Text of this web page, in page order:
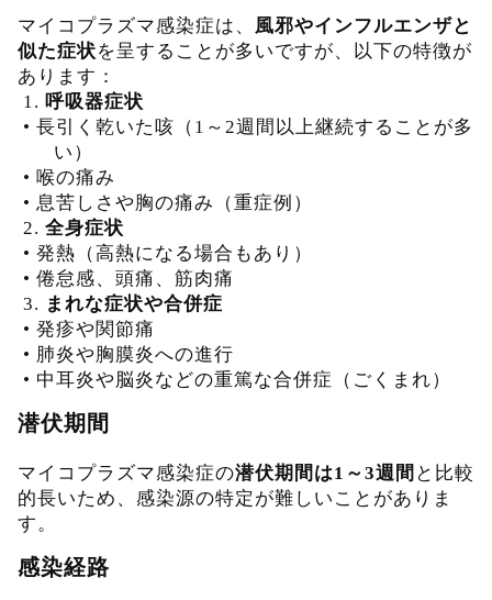
マイコプラズマ感染症は、
風邪やインフルエンザと
似た症状を呈することが多いですが、以下の特徴が
あります：
1. 呼吸器症状
• 長引く乾いた咳（1～2週間以上継続することが多
い）
• 喉の痛み
• 息苦しさや胸の痛み（重症例）
2. 全身症状
• 発熱（高熱になる場合もあり）
• 倦怠感、頭痛、筋肉痛
3. まれな症状や合併症
• 発疹や関節痛
• 肺炎や胸膜炎への進行
• 中耳炎や脳炎などの重篤な合併症（ごくまれ）
潜伏期間
マイコプラズマ感染症の潜伏期間は1～3週間 と比較
的長いため、感染源の特定が難しいことがありま
す。
感染経路